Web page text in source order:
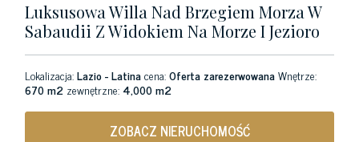
Luksusowa Willa Nad Brzegiem Morza W
Sabaudii Z Widokiem Na Morze I Jezioro
Lokalizacja:Lazio - Latinacena:Oferta zarezerwowanaWnętrze:
670 m2 zewnętrzne: 4,000 m2
ZOBACZ NIERUCHOMOŚĆ